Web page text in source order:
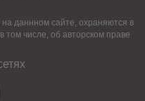
даннном сайте, охраняются в
том числе, об авторском праве